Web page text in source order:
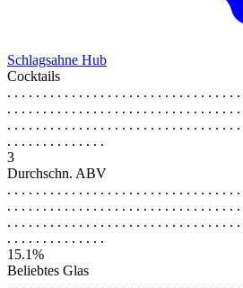
Schlagsahne Hub
Cocktails
. . . . . . . . . . . . . . . . . . . . . . . . . . . . . . . .
. . . . . . . . . . . . . . . . . . . . . . . . . . . . . . . .
. . . . . . . . . . . . . . . . . . . . . . . . . . . . . . . .
. . . . . . . . . . . . . .
3
Durchschn. ABV
. . . . . . . . . . . . . . . . . . . . . . . . . . . . . . . .
. . . . . . . . . . . . . . . . . . . . . . . . . . . . . . . .
. . . . . . . . . . . . . . . . . . . . . . . . . . . . . . . .
. . . . . . . . . . . . . .
15.1%
Beliebtes Glas